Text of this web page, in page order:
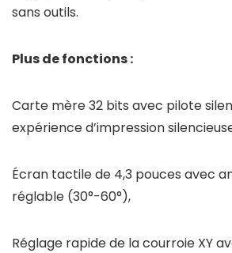
sans outils.
Plus de fonctions :
Carte mère 32 bits avec pilote
expérience d’impression
Écran tactile de 4,3 pouces avec
réglable (30°-60°),
Réglage rapide de la courroie XY